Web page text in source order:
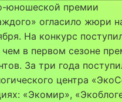
юношеской премии
огласило жюри
На конкурс
в первом сезоне
За три года
центра
«Экомир»,